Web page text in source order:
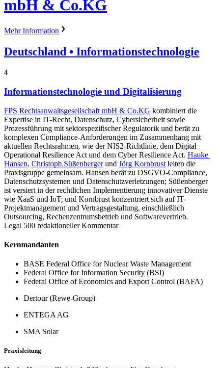
mbH & Co.KG
Mehr Information
Deutschland • Informationstechnologie
4
Informationstechnologie und Digitalisierung
FPS Rechtsanwaltsgesellschaft mbH & Co.KG kombiniert die
Expertise in IT-Recht, Datenschutz, Cybersicherheit sowie
Prozessführung mit sektorspezifischer Regulatorik und berät zu
komplexen Compliance-Anforderungen im Zusammenhang mit
aktuellen Rechtsrahmen, wie der NIS2-Richtlinie, dem Digital
Operational Resilience Act und dem Cyber ​​Resilience Act. Hauke ​​
Hansen, Christoph Süßenbergerund Jörg Kornbrust leiten die
Praxisgruppe gemeinsam. Hansen berät zu DSGVO-Compliance,
Datenschutzsystemen und Datenschutzverletzungen; Süßenberger
ist versiert in der rechtlichen Implementierung innovativer Dienste
wie XaaS und IoT; und Kornbrust konzentriert sich auf IT-
Projektmanagement und Vertragsgestaltung, einschließlich
Outsourcing, Rechenzentrumsbetrieb und Softwarevertrieb.
Legal 500 redaktioneller Kommentar
Kernmandanten
BASE Federal Office for Nuclear Waste Management
Federal Office for Information Security (BSI)
Federal Office of Economics and Export Control (BAFA)
Dertour (Rewe-Group)
ENTEGA AG
SMA Solar
Praxisleitung